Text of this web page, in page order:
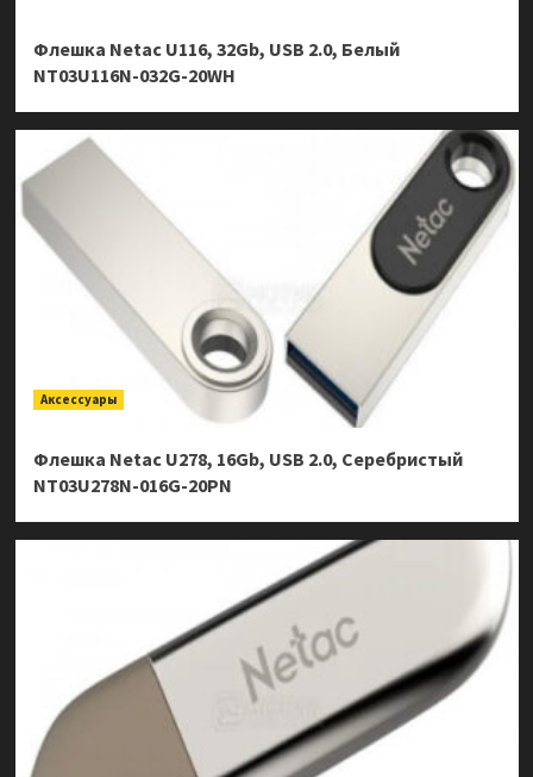
Флешка Netac U116, 32Gb, USB 2.0, Белый
NT03U116N-032G-20WH
Аксессуары
Флешка Netac U278, 16Gb, USB 2.0, Серебристый
NT03U278N-016G-20PN